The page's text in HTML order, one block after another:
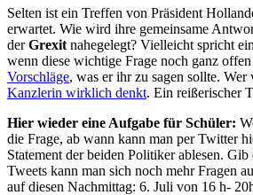
Selten ist ein Treffen von Präsident
erwartet. Wie wird ihre gemeinsame
derGrexit nahegelegt? Vielleicht spricht
wenn diese wichtige Frage noch ganz
Vorschläge, was er ihr zu sagen sollte.
Kanzlerin wirklich denkt. Ein reißerischer
Hier wieder eine Aufgabe für Schüler:
die Frage, ab wann kann man per Twitter
Statement der beiden Politiker ablesen.
Tweets kann man sich noch mehr Fragen
auf diesen Nachmittag: 6. Juli von 16 h-